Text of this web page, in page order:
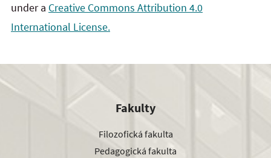
under a Creative Commons Attribution 4.0
International License.
Fakulty
Filozofická fakulta
Pedagogická fakulta